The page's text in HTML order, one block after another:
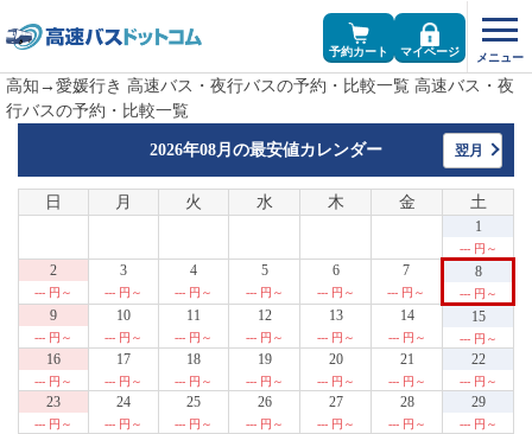
予約カート マイページ
高知→愛媛行き 高速バス・夜行バスの予約・比較一覧 高速バス・夜
行バスの予約・比較一覧
2026年08月の最安値カレンダー 翌月
日 月 火 水 木 金 土
1
--- 円～
2
--- 円～
3
--- 円～
4
--- 円～
5
--- 円～
6
--- 円～
7
--- 円～
8
--- 円～
9
--- 円～
10
--- 円～
11
--- 円～
12
--- 円～
13
--- 円～
14
--- 円～
15
--- 円～
16
--- 円～
17
--- 円～
18
--- 円～
19
--- 円～
20
--- 円～
21
--- 円～
22
--- 円～
23
--- 円～
24
--- 円～
25
--- 円～
26
--- 円～
27
--- 円～
28
--- 円～
29
--- 円～